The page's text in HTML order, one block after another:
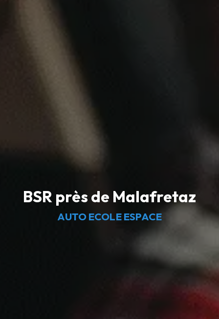
BSR près de Malafretaz
AUTO ECOLE ESPACE